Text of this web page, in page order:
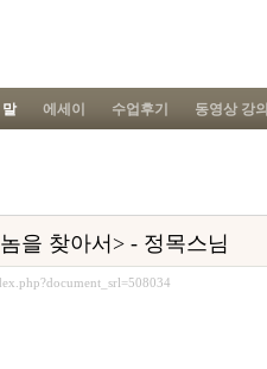
에세이 수업후기 동영상 강의
을 찾아서> - 정목스님